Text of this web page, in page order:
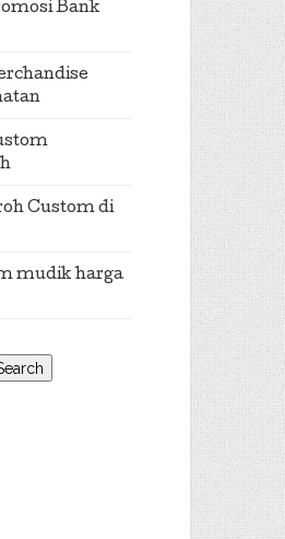
Bank
Custom di
mudik harga